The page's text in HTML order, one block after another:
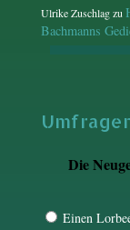
Ulrike Zuschlagzu
Bachmanns
Die
Einen